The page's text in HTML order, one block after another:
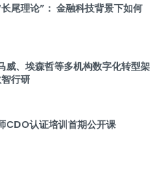
尾理论”： 金融科技背景下如何
威、埃森哲等多机构数字化转型架
行研
CDO认证培训首期公开课